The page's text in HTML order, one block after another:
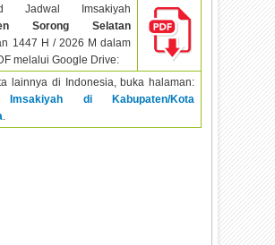
Jadwal Imsakiyah
Sorong Selatan
1447 H / 2026 M dalam
melalui Google Drive:
lainnya di Indonesia, buka halaman:
Imsakiyah di Kabupaten/Kota